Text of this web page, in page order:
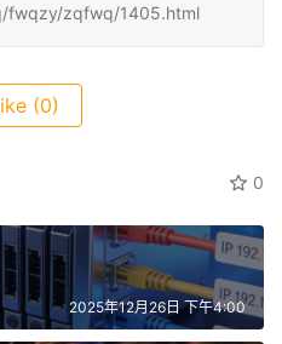
fwqzy/zqfwq/1405.html
(0)
0
2025年12月26日 下午4:00